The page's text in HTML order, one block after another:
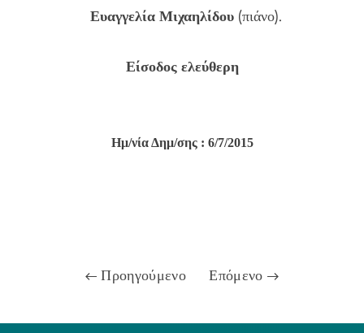
Ευαγγελία Μιχαηλίδου (πιάνο).
Είσοδος ελεύθερη
Ημ/νία Δημ/σης : 6/7/2015
Προηγούμενο Επόμενο